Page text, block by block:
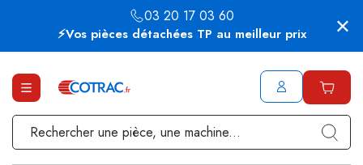
⚡Vos pièces détachées TP au meilleur prix
03 20 17 03 60